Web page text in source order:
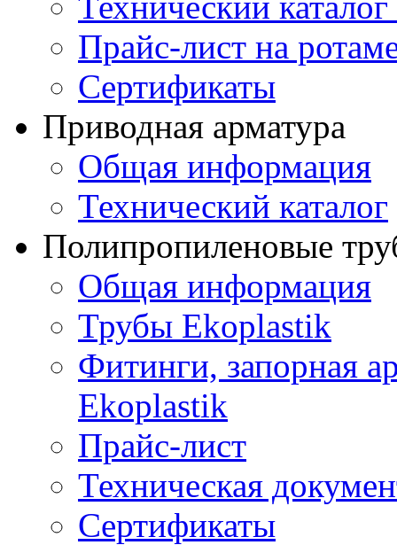
Прайс-лист на
Сертификаты
Приводная арматура
Общая информация
Технический каталог
Полипропиленовые
Общая информация
Трубы Ekoplastik
Фитинги, запорная
Ekoplastik
Прайс-лист
Техническая
Сертификаты